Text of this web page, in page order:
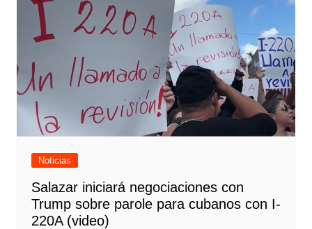
Noticias
Salazar iniciará negociaciones con
Trump sobre parole para cubanos con I-
220A (video)